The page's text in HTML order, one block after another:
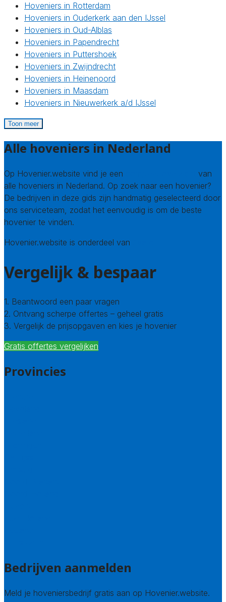
Hoveniers in Rotterdam
Hoveniers in Ouderkerk aan den IJssel
Hoveniers in Oud-Alblas
Hoveniers in Papendrecht
Hoveniers in Puttershoek
Hoveniers in Zwijndrecht
Hoveniers in Heinenoord
Hoveniers in Maasdam
Hoveniers in Nieuwerkerk a/d IJssel
Toon meer
Alle hoveniers in Nederland
Op Hovenier.website vind je een
van
alle hoveniers in Nederland. Op zoek naar een hovenier?
De bedrijven in deze gids zijn handmatig geselecteerd door
ons serviceteam, zodat het eenvoudig is om de beste
hovenier te vinden.
Hovenier.website is onderdeel van
Vergelijk & bespaar
1. Beantwoord een paar vragen
2. Ontvang scherpe offertes – geheel gratis
3. Vergelijk de prijsopgaven en kies je hovenier
Gratis offertes vergelijken
Provincies
Bedrijven aanmelden
Meld je hoveniersbedrijf gratis aan op Hovenier.website.